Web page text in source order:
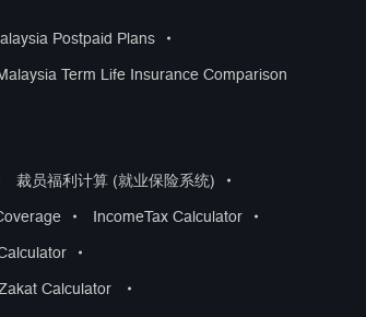
Postpaid Plans •
Term Life Insurance Comparison
裁员福利计算 (就业保险系统) •
• IncomeTax Calculator •
•
Calculator •